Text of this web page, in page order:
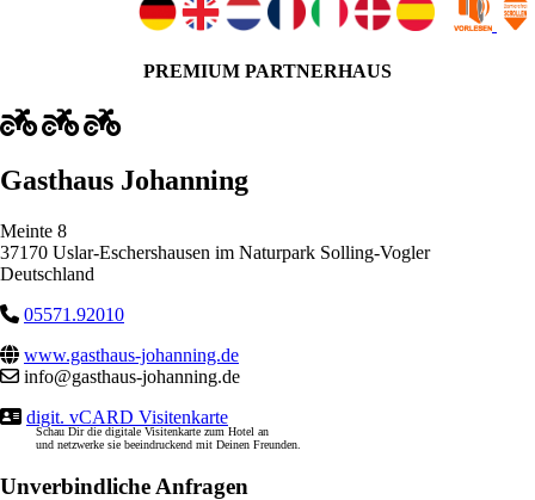
PREMIUM PARTNERHAUS
Gasthaus Johanning
Meinte 8
37170 Uslar-Eschershausen im Naturpark Solling-Vogler
Deutschland
05571.92010
www.gasthaus-johanning.de
info@gasthaus-johanning.de
digit. vCARD Visitenkarte
Schau Dir die digitale Visitenkarte zum Hotel an
und netzwerke sie beeindruckend mit Deinen Freunden.
Unverbindliche Anfragen